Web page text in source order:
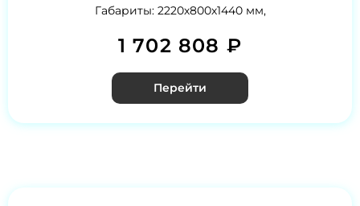
Габариты: 2220х800х1440 мм,
1 702 808 ₽
Перейти